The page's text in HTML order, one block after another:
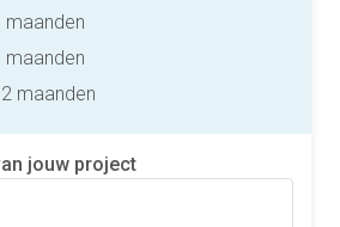
maanden
maanden
maanden
jouw project